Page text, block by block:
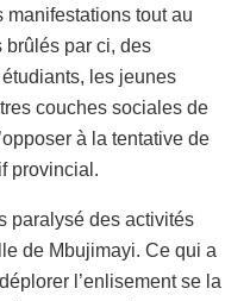
manifestations tout au
brûlés par ci, des
les jeunes
couches sociales de
à la tentative de
provincial.
paralysé des activités
de Mbujimayi. Ce qui a
l’enlisement se la